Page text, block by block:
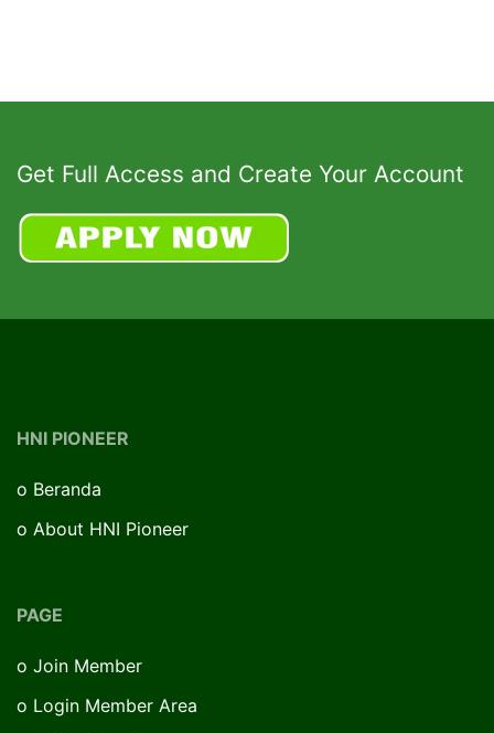
Get Full Access and Create Your Account
HNI PIONEER
o Beranda
o About HNI Pioneer
PAGE
o Join Member
o Login Member Area